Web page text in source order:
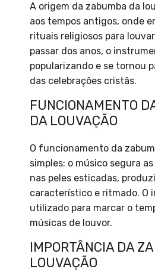
A origem da zabumba da
aos tempos antigos, onde
rituais religiosos para
passar dos anos, o
popularizando e se tornou
das celebrações cristãs.
FUNCIONAMENTO
DA LOUVAÇÃO
O funcionamento da
simples: o músico segura
nas peles esticadas,
característico e ritmado. O
utilizado para marcar o
músicas de louvor.
IMPORTÂNCIA DA
LOUVAÇÃO